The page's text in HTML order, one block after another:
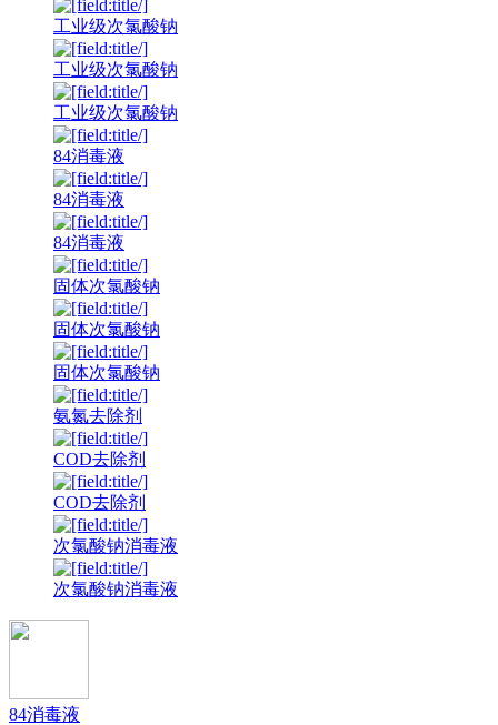
工业级次氯酸钠
工业级次氯酸钠
工业级次氯酸钠
84消毒液
84消毒液
84消毒液
固体次氯酸钠
固体次氯酸钠
固体次氯酸钠
氨氮去除剂
COD去除剂
COD去除剂
次氯酸钠消毒液
次氯酸钠消毒液
84消毒液